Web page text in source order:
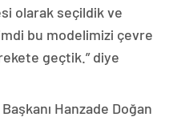
olarak seçildik ve
bu modelimizi çevre
geçtik.” diye
Hanzade Doğan